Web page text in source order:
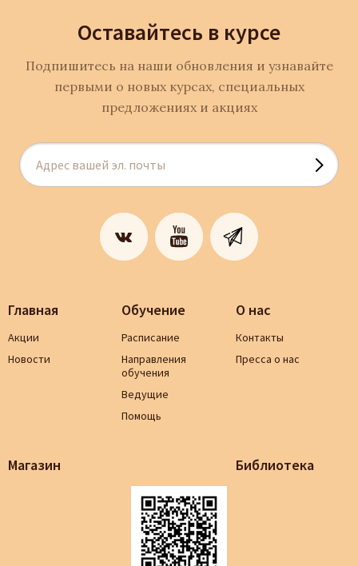
Оставайтесь в курсе
Подпишитесь на наши обновления и узнавайте
первыми о новых курсах, специальных
предложениях и акциях
Главная
Акции
Новости
Обучение
Расписание
Направления
обучения
Ведущие
Помощь
О нас
Контакты
Пресса о нас
Магазин Библиотека